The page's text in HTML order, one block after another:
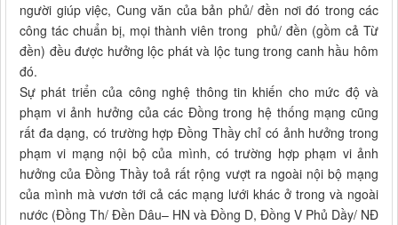
người giúp việc, Cung văn của bản phủ/ đền nơi đó trong các
công tác chuẩn bị, mọi thành viên trong phủ/ đền (gồm cả Từ
đền) đều được hưởng lộc phát và lộc tung trong canh hầu hôm
đó.
Sự phát triển của công nghệ thông tin khiến cho mức độ và
phạm vi ảnh hưởng của các Đồng trong hệ thống mạng cũng
rất đa dạng, có trường hợp Đồng Thầy chỉ có ảnh hưởng trong
phạm vi mạng nội bộ của mình, có trường hợp phạm vi ảnh
hưởng của Đồng Thầy toả rất rộng vượt ra ngoài nội bộ mạng
của mình mà vươn tới cả các mạng lưới khác ở trong và ngoài
nước (Đồng Th/ Đền Dâu– HN và Đồng D, Đồng V Phủ Dầy/ NĐ